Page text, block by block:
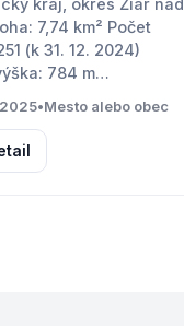
kraj, okres Žiar nad
7,74 km² Počet
(k 31. 12. 2024)
784 m…
•Mesto alebo obec